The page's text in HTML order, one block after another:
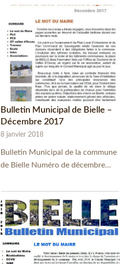
Bulletin Municipal de Bielle –
Décembre 2017
8 janvier 2018
Bulletin Municipal de la commune
de Bielle Numéro de décembre…